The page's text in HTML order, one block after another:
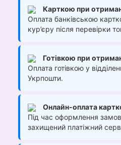
Карткою при
Оплата банківською
кур’єру після перевірки
Готівкою при
Оплата готівкою у
Укрпошти.
Онлайн-оплата
Під час оформлення
захищений платіжний